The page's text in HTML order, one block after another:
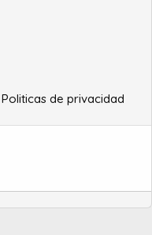
Politicas de privacidad